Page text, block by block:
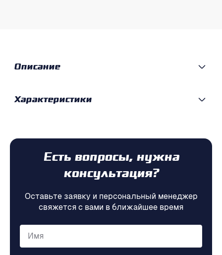
Описание
Характеристики
Есть вопросы, нужна
консультация?
Оставьте заявку и персональный менеджер
свяжется с вами в ближайшее время
Имя